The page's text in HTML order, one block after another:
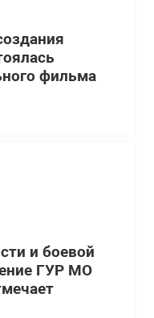
фильма
и боевой
ГУР МО